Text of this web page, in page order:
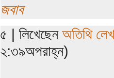
জবাব
৫ | লিখেছেনঅতিথি
২:৩৯অপরাহ্ন)